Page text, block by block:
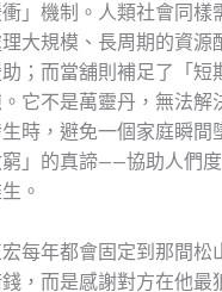
」機制。人類社會同樣
大規模、長周期的資源
；而當舖則補足了「短
它不是萬靈丹，無法解
時，避免一個家庭瞬間
窮」的真諦——協助人們
。
每年都會固定到那間松
，而是感謝對方在他最